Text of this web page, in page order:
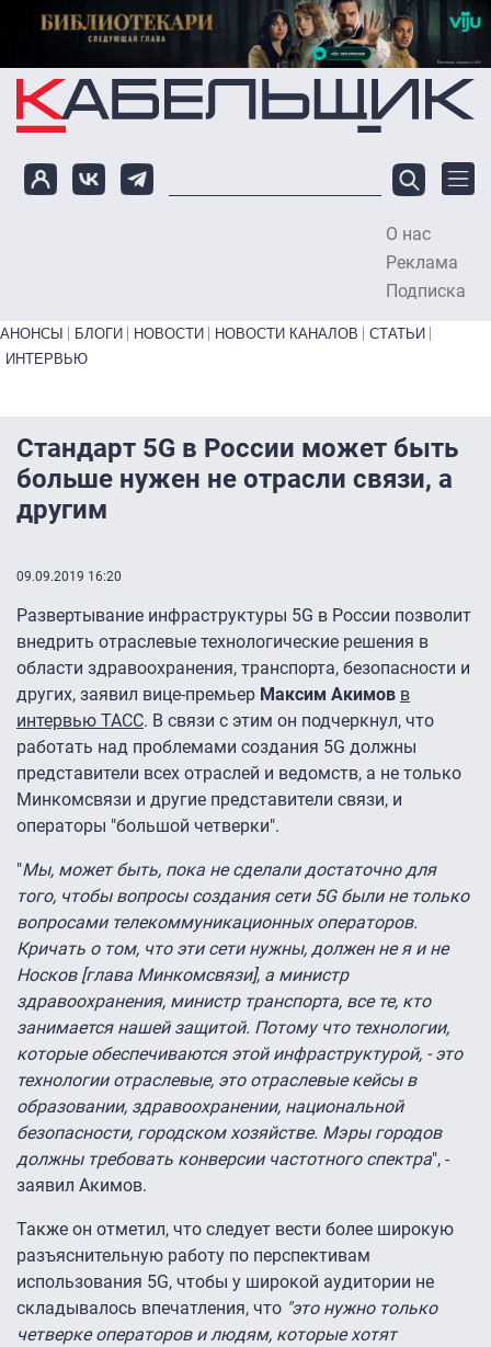
Перейти к основному содержанию
О нас
Реклама
Подписка
Primary links bottom
АНОНСЫ БЛОГИ НОВОСТИ НОВОСТИ КАНАЛОВ
СТАТЬИ
ИНТЕРВЬЮ
Стандарт 5G в России может быть
больше нужен не отрасли связи, а
другим
09.09.2019 16:20
Развертывание инфраструктуры 5G в России позволит
внедрить отраслевые технологические решения в
области здравоохранения, транспорта, безопасности и
других, заявил вице-премьер Максим Акимов в
интервью ТАСС. В связи с этим он подчеркнул, что
работать над проблемами создания 5G должны
представители всех отраслей и ведомств, а не только
Минкомсвязи и другие представители связи, и
операторы "большой четверки".
"Мы, может быть, пока не сделали достаточно для
того, чтобы вопросы создания сети 5G были не только
вопросами телекоммуникационных операторов.
Кричать о том, что эти сети нужны, должен не я и не
Носков [глава Минкомсвязи], а министр
здравоохранения, министр транспорта, все те, кто
занимается нашей защитой. Потому что технологии,
которые обеспечиваются этой инфраструктурой, - это
технологии отраслевые, это отраслевые кейсы в
образовании, здравоохранении, национальной
безопасности, городском хозяйстве. Мэры городов
должны требовать конверсии частотного спектра", -
заявил Акимов.
Также он отметил, что следует вести более широкую
разъяснительную работу по перспективам
использования 5G, чтобы у широкой аудитории не
складывалось впечатления, что "это нужно только
четверке операторов и людям, которые хотят